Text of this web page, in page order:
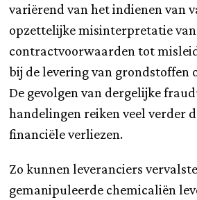
variërend van het indienen van
opzettelijke misinterpretatie van
contractvoorwaarden tot
bij de levering van grondstoffen
De gevolgen van dergelijke
handelingen reiken veel verder
financiële verliezen.
Zo kunnen leveranciers
gemanipuleerde chemicaliën